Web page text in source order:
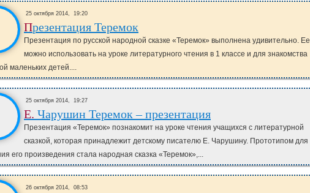
25 октября 2014, 19:20
Презентация Теремок
Презентация по русской народной сказке «Теремок» выполнена удивительно. Ее
можно использовать на уроке литературного чтения в 1 классе и для знакомства
маленьких детей....
25 октября 2014, 19:27
Е. Чарушин Теремок – презентация
Презентация «Теремок» познакомит на уроке чтения учащихся с литературной
сказкой, которая принадлежит детскому писателю Е. Чарушину. Прототипом для
его произведения стала народная сказка «Теремок»,...
26 октября 2014, 08:53